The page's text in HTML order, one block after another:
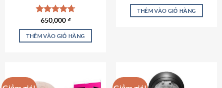
Được xếp
hạng4.75
5 sao
650,000₫
THÊM VÀO GIỎ HÀNG
là:
995,000 ₫.
tại
THÊM VÀO GIỎ HÀNG